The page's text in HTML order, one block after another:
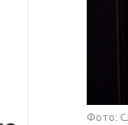
Фото: